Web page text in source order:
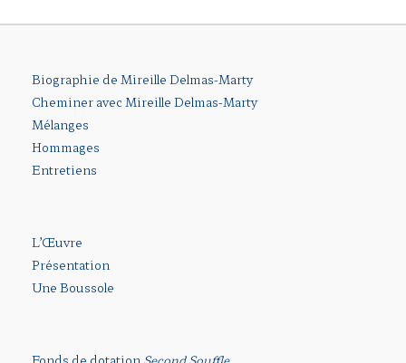
Biographie de Mireille Delmas-Marty
Cheminer avec Mireille Delmas-Marty
Mélanges
Hommages
Entretiens
L’Œuvre
Présentation
Une Boussole